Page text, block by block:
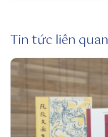
s
u
w
Tin tức liên quan